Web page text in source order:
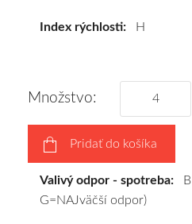
disky
pošleme
zadarmo.
Index rýchlosti: H
Množstvo:
Pridať do košíka
Valivý odpor - spotreba: B
G=NAJväčší odpor)